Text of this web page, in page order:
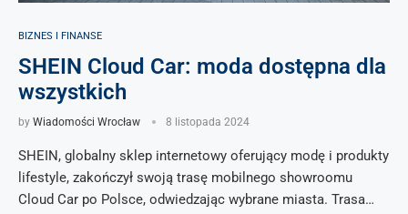
BIZNES I FINANSE
SHEIN Cloud Car: moda dostępna dla
wszystkich
by Wiadomości Wrocław 8 listopada 2024
SHEIN, globalny sklep internetowy oferujący modę i produkty
lifestyle, zakończył swoją trasę mobilnego showroomu
Cloud Car po Polsce, odwiedzając wybrane miasta. Trasa…